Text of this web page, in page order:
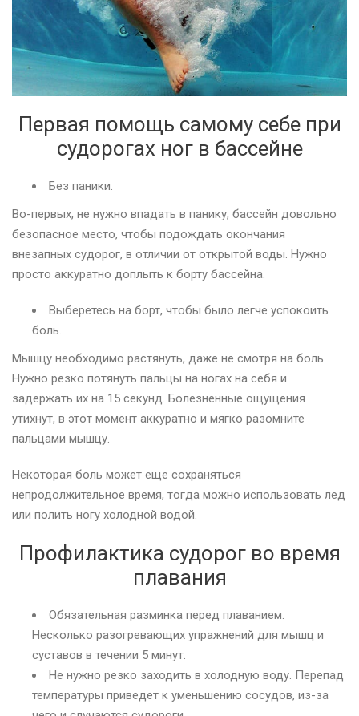
Первая помощь самому себе при
судорогах ног в бассейне
Без паники.
Во-первых, не нужно впадать в панику, бассейн довольно
безопасное место, чтобы подождать окончания
внезапных судорог, в отличии от открытой воды. Нужно
просто аккуратно доплыть к борту бассейна.
Выберетесь на борт, чтобы было легче успокоить
боль.
Мышцу необходимо растянуть, даже не смотря на боль.
Нужно резко потянуть пальцы на ногах на себя и
задержать их на 15 секунд. Болезненные ощущения
утихнут, в этот момент аккуратно и мягко разомните
пальцами мышцу.
Некоторая боль может еще сохраняться
непродолжительное время, тогда можно использовать лед
или полить ногу холодной водой.
Профилактика судорог во время
плавания
Обязательная разминка перед плаванием.
Несколько разогревающих упражнений для мышц и
суставов в течении 5 минут.
Не нужно резко заходить в холодную воду. Перепад
температуры приведет к уменьшению сосудов, из-за